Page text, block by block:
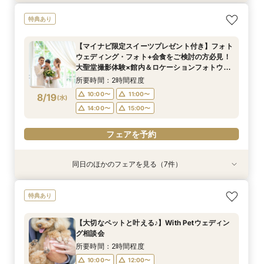
8/16(日 )
【初めての見学の方におすすめ】マイナビ限定特
9:00〜
10:00〜
11:00〜
13:00〜
15:00〜
フェアを予約
8/16(日 )
【少人数OK‼】＼先輩カップルが納得した／フォ
所要時間：2時間30分程度
9:00〜
10:30〜
11:30〜
12:30〜
14:00〜
8/16(日 )
＼会場使用料半額プレゼント／【6名～でも憧れ
所要時間：2時間30分程度
9:00〜
10:00〜
11:00〜
14:00〜
15:00〜
8/16(日 )
【大切なペットと叶える♪】With Petウェディン
10:00〜
12:00〜
14:00〜
16:00〜
17:00〜
フェアを予約
8/16(日 )
【マイナビ限定スイーツプレゼント付き】フォト
ウェディング・フォト+会食をご検討の方必見！
ディング相談会♪
所要時間：2時間程度
10:00〜
11:00〜
14:00〜
15:00〜
フェアを予約
8/16(日 )
9:00〜
10:00〜
11:00〜
13:00〜
15:00〜
フェアを予約
8/16(日 )
迷い始めたら参加！【2件目以降に◎】会場徹底
9:00〜
10:00〜
11:00〜
14:00〜
15:00〜
フェアを予約
特典あり
8/19(水)
【マイナビ限定スイーツプレゼント付き】フォト
ウェディング・フォト+会食をご検討の方必見！
大聖堂撮影体験×館内＆ロケーションフォトウエ
ディング相談会♪
所要時間：2時間程度
10:00〜
11:00〜
14:00〜
15:00〜
フェアを予約
8/19(水)
【初めての見学の方におすすめ】マイナビ限定特
9:00〜
11:00〜
13:00〜
15:00〜
8/19(水)
【少人数OK‼】＼先輩カップルが納得した／フォ
所要時間：2時間30分程度
11:30〜
12:30〜
8/19(水)
＼会場使用料半額プレゼント／【6名～でも憧れ
所要時間：2時間30分程度
11:00〜
14:00〜
8/19(水)
【最大90分クイック相談】初めての見学、効率
10:00〜
13:00〜
14:00〜
16:00〜
8/19(水)
【大切なペットと叶える♪】With Petウェディン
10:00〜
14:00〜
16:00〜
17:00〜
8/19(水)
9:00〜
11:00〜
13:00〜
15:00〜
8/19(水)
迷い始めたら参加！【2件目以降に◎】会場徹底
9:00〜
11:00〜
14:00〜
15:00〜
同日のほかのフェアを見る（7件）
特典あり
【大切なペットと叶える♪】With Petウェディン
グ相談会
所要時間：2時間程度
10:00〜
12:00〜